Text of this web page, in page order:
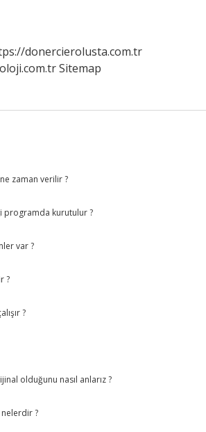
donercierolusta.com.tr
Sitemap
zaman verilir ?
programda kurutulur ?
var ?
?
?
olduğunu nasıl anlarız ?
nelerdir ?